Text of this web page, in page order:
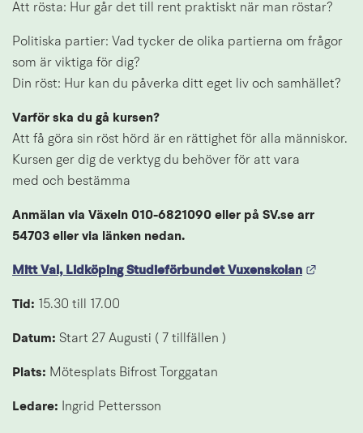
Att rösta: Hur går det till rent praktiskt när man röstar?
Politiska partier: Vad tycker de olika partierna om frågor
som är viktiga för dig?
Din röst: Hur kan du påverka ditt eget liv och samhället?
Varför ska du gå kursen?
Att få göra sin röst hörd är en rättighet för alla människor.
Kursen ger dig de verktyg du behöver för att vara
med och bestämma
Anmälan via Växeln 010-6821090 eller på SV.se arr
54703 eller via länken nedan.
Mitt Val, Lidköping Studieförbundet Vuxenskolan
Tid: 15.30 till 17.00
Datum: Start 27 Augusti ( 7 tillfällen )
Plats: Mötesplats Bifrost Torggatan
Ledare: Ingrid Pettersson